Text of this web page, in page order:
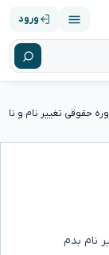
ورود
حقوقی تغییر نام و نام